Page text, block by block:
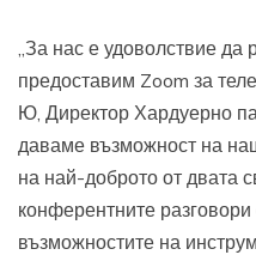
„За нас е удоволствие да
предоставим Zoom за
Ю, Директор Хардуерно
даваме възможност на
на най-доброто от двата
конферентните разговори
възможностите на